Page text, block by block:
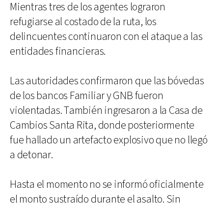
Mientras tres de los agentes lograron
refugiarse al costado de la ruta, los
delincuentes continuaron con el ataque a las
entidades financieras.
Las autoridades confirmaron que las bóvedas
de los bancos Familiar y GNB fueron
violentadas. También ingresaron a la Casa de
Cambios Santa Rita, donde posteriormente
fue hallado un artefacto explosivo que no llegó
a detonar.
Hasta el momento no se informó oficialmente
el monto sustraído durante el asalto. Sin